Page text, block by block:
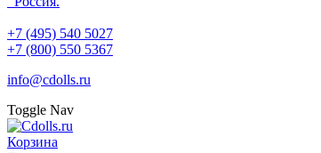
+7 (495) 540 5027
+7 (800) 550 5367
info@cdolls.ru
Toggle Nav
Корзина